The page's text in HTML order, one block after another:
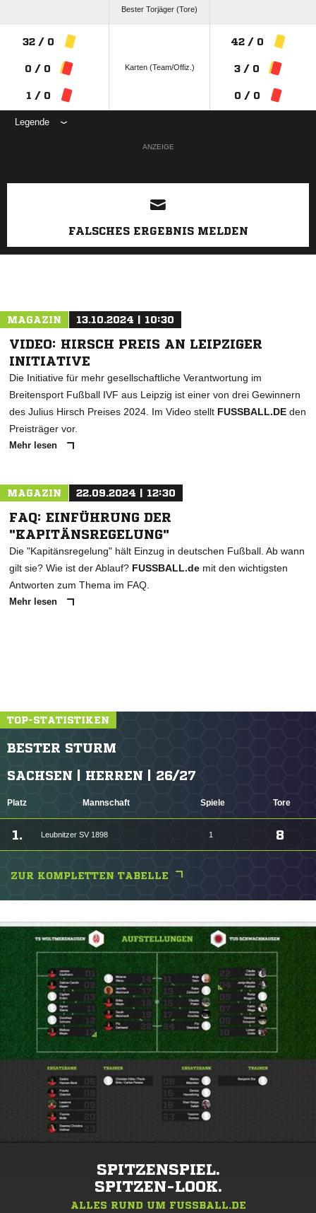
Bester Torjäger (Tore)
32 / 0
0 / 0
1 / 0
Karten (Team/Offiz.)
42 / 0
3 / 0
0 / 0
Legende
ANZEIGE
FALSCHES ERGEBNIS MELDEN
MAGAZIN 13.10.2024 | 10:30
VIDEO: HIRSCH PREIS AN LEIPZIGER
INITIATIVE
Die Initiative für mehr gesellschaftliche Verantwortung im
Breitensport Fußball IVF aus Leipzig ist einer von drei Gewinnern
des Julius Hirsch Preises 2024. Im Video stellt FUSSBALL.DE den
Preisträger vor.
Mehr lesen
MAGAZIN 22.09.2024 | 12:30
FAQ: EINFÜHRUNG DER
"KAPITÄNSREGELUNG"
Die "Kapitänsregelung" hält Einzug in deutschen Fußball. Ab wann
gilt sie? Wie ist der Ablauf? FUSSBALL.de mit den wichtigsten
Antworten zum Thema im FAQ.
Mehr lesen
TOP-STATISTIKEN
BESTER STURM
SACHSEN | HERREN | 26/27
Platz Mannschaft Spiele Tore
1. Leubnitzer SV 1898 1 8
ZUR KOMPLETTEN TABELLE
SPITZENSPIEL.
SPITZEN-LOOK.
ALLES RUND UM FUSSBALL.DE